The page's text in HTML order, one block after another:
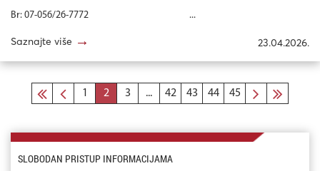
Br: 07-056/26-7772 ...
Saznajte više → 23.04.2026.
1 2 3 ... 42 43 44 45
SLOBODAN PRISTUP INFORMACIJAMA